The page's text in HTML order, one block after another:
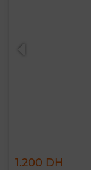
1.200 DH